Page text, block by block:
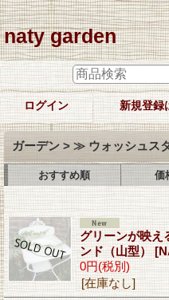
naty garden
ログイン 新規登録
ガーデン > ≫ ウォッシュス
おすすめ順 価
グリーンが映え
ンド（山型）
0円(税別)
[在庫なし]